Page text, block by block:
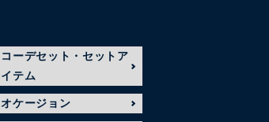
コーデセット・セットア
イテム
オケージョン